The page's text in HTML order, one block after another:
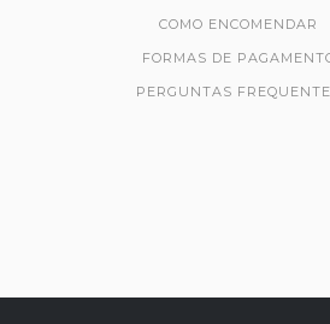
COMO ENCOMENDAR
FORMAS DE
PERGUNTAS